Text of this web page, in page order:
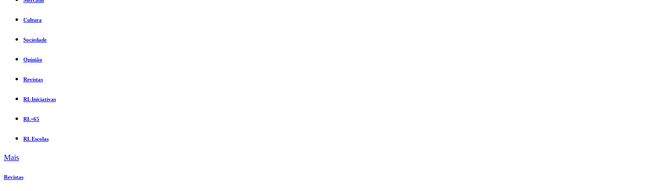
Cultura
Sociedade
Opinião
Revistas
RL Iniciativas
RL+65
RL Escolas
Mais
Revistas